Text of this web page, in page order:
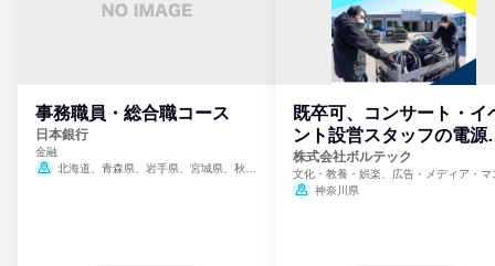
事務職員・総合職コース
日本銀行
金融
北海道、青森県、岩手県、宮城県、秋田
既卒可、コンサート・イ
ント設営スタッフの電源
門
株式会社ボルテック
文化・教養・娯楽、広告・メディア・マ
ミ、電力・ガス・水道・エネルギー
神奈川県